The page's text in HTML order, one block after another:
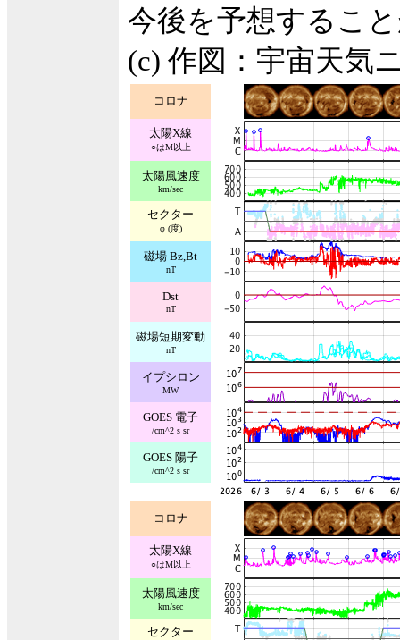
今後を予想するこ
(c) 作図：宇宙天気
コロナ
太陽X線
○はM以上
太陽風速度
km/sec
セクター
φ (度)
磁場 Bz,Bt
nT
Dst
nT
磁場短期変動
nT
イプシロン
MW
GOES 電子
/cm^2 s sr
GOES 陽子
/cm^2 s sr
コロナ
太陽X線
○はM以上
太陽風速度
km/sec
セクター